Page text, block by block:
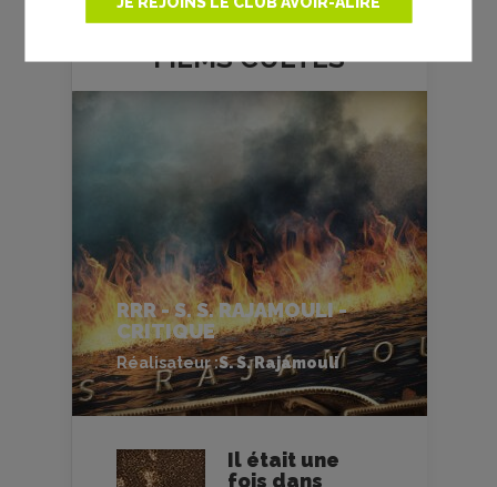
FILMSCULTES
RRR - S. S. RAJAMOULI -
CRITIQUE
Réalisateur :S. S. Rajamouli
Il était une
fois dans